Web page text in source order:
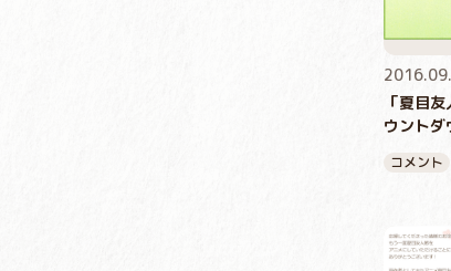
「夏目
ウントダ
コメント